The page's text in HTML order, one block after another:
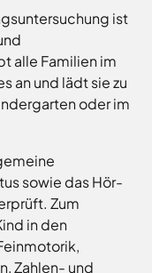
ist
alle Familien im
an und lädt sie zu
oder im
sowie das Hör-
Zum
in den
Zahlen- und